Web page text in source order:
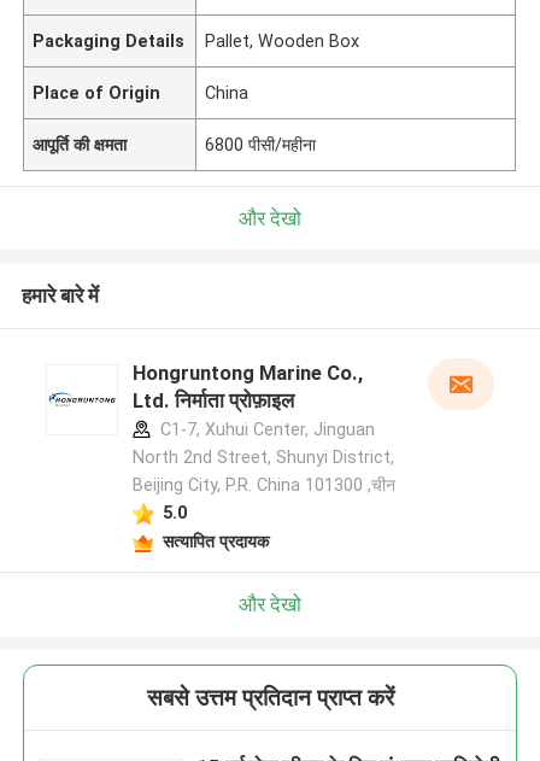
Packaging Details Pallet, Wooden Box
Place of Origin China
आपूर्ति की क्षमता 6800 पीसी/महीना
और देखो
हमारे बारे में
Hongruntong Marine Co.,
Ltd. निर्माता प्रोफ़ाइल
C1-7, Xuhui Center, Jinguan
North 2nd Street, Shunyi District,
Beijing City, P.R. China 101300 ,चीन
5.0
सत्यापित प्रदायक
और देखो
सबसे उत्तम प्रतिदान प्राप्त करें